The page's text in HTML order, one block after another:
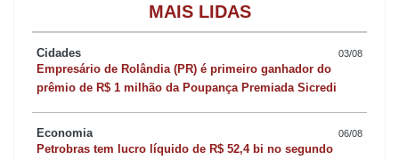
ano legislativo. Para o ano de 2016, a receita corrente líquida do
(Editoria de Política)
MAIS LIDAS
Cidades 03/08
Empresário de Rolândia (PR) é primeiro ganhador do
prêmio de R$ 1 milhão da Poupança Premiada Sicredi
Economia 06/08
Petrobras tem lucro líquido de R$ 52,4 bi no segundo